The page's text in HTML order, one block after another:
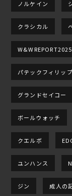
ノルケイン
クラシカル
W&WREPORT2025
パテックフィリップ
グランドセイコー
ボールウォッチ
クエルボ
ユンハンス
ジン 成人の